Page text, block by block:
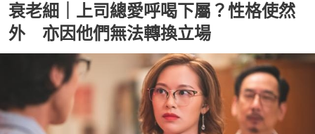
衰老細｜上司總愛呼喝下屬？性格使然
外 亦因他們無法轉換立場